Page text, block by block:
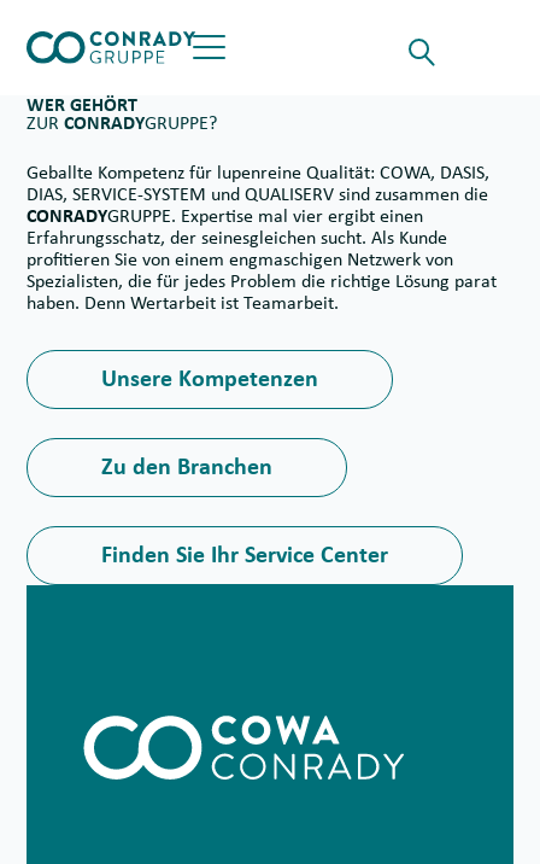
Suche für
Opens the
öffnet das Hauptmenü
WER GEHÖRT
ZUR CONRADYGRUPPE?
Geballte Kompetenz für lupenreine Qualität: COWA, DASIS,
DIAS, SERVICE-SYSTEM und QUALISERV sind zusammen die
CONRADYGRUPPE. Expertise mal vier ergibt einen
Erfahrungsschatz, der seinesgleichen sucht. Als Kunde
profitieren Sie von einem engmaschigen Netzwerk von
Spezialisten, die für jedes Problem die richtige Lösung parat
haben. Denn Wertarbeit ist Teamarbeit.
Unsere Kompetenzen
Zu den Branchen
Finden Sie Ihr Service Center